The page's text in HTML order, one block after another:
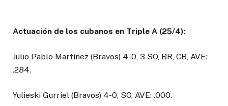
Actuación de los cubanos en Triple A (25/4):
Julio Pablo Martínez (Bravos) 4-0, 3 SO, BR, CR, AVE:
.284.
Yulieski Gurriel (Bravos) 4-0, SO, AVE: .000.